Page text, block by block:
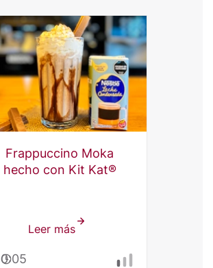
Kit
Kat®
Frappuccino Moka
hecho con Kit Kat®
Leer mássobre
0:05